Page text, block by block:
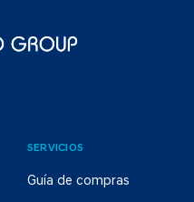
SERVICIOS
Guía de compras